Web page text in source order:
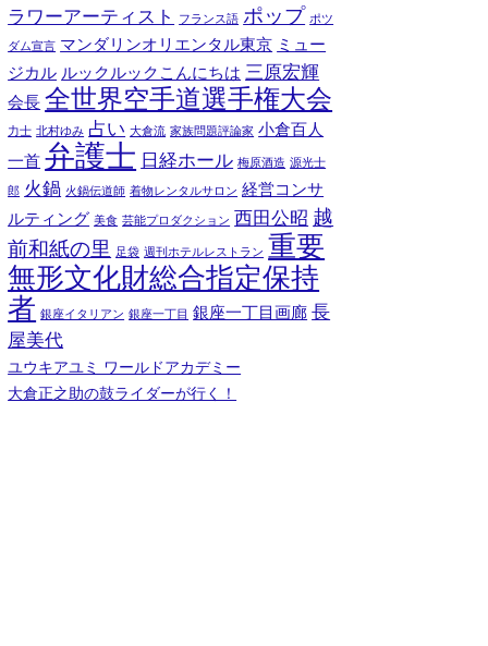
ラワーアーティスト
フランス語 ポップ ポツ
ダム宣言 マンダリンオリエンタル東京 ミュー
ジカル ルックルックこんにちは 三原宏輝
会長 全世界空手道選手権大会
力士 北村ゆみ 占い 大倉流 家族問題評論家 小倉百人
一首 弁護士 日経ホール 梅原酒造 源光士
郎 火鍋 火鍋伝道師 着物レンタルサロン 経営コンサ
ルティング 美食 芸能プロダクション 西田公昭 越
前和紙の里 足袋 週刊ホテルレストラン 重要
無形文化財総合指定保持
者 銀座イタリアン 銀座一丁目 銀座一丁目画廊 長
屋美代
ユウキアユミ ワールドアカデミー
大倉正之助の鼓ライダーが行く！